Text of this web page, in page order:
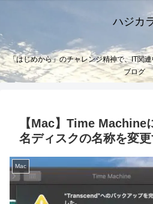
ハジカ
「はじめから」のチャレンジ精神で、IT関
ブログ
【Mac】Time Machine
名ディスクの名称を変更
Mac